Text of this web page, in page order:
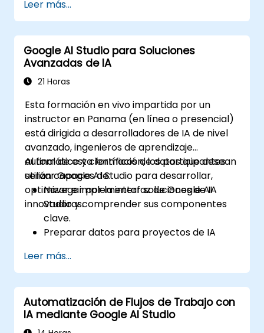
APIs.
Personalizar modelos de IA para casos de
uso empresarial específicos.
Configurar flujos de trabajo que integren
predicciones de IA en procesos
empresariales.
automatización dentro de aplicaciones
empresariales.
Resolver problemas y optimizar las
integraciones para garantizar
escalabilidad y eficiencia.
Leer más...
Google AI Studio para Soluciones
Avanzadas de IA
21 Horas
Esta formación en vivo impartida por un
instructor en Panama (en línea o presencial)
está dirigida a desarrolladores de IA de nivel
avanzado, ingenieros de aprendizaje
automático y científicos de datos que desean
utilizar Google AI Studio para desarrollar,
optimizar e implementar soluciones de IA
innovadoras.
Al final de esta formación, los participantes
serán capaces de:
Navegar por la interfaz de Google AI
Studio y comprender sus componentes
clave.
Preparar datos para proyectos de IA
Google AI Studio.
Entrenar, evaluar y ajustar modelos de
aprendizaje automático mediante AutoML
y características de entrenamiento
personalizado.
Leer más...
Automatización de Flujos de Trabajo con
IA mediante Google AI Studio